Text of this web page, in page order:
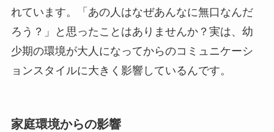
れています。「あの人はなぜあんなに無口なんだ
ろう？」と思ったことはありませんか？実は、幼
少期の環境が大人になってからのコミュニケーシ
ョンスタイルに大きく影響しているんです。
家庭環境からの影響